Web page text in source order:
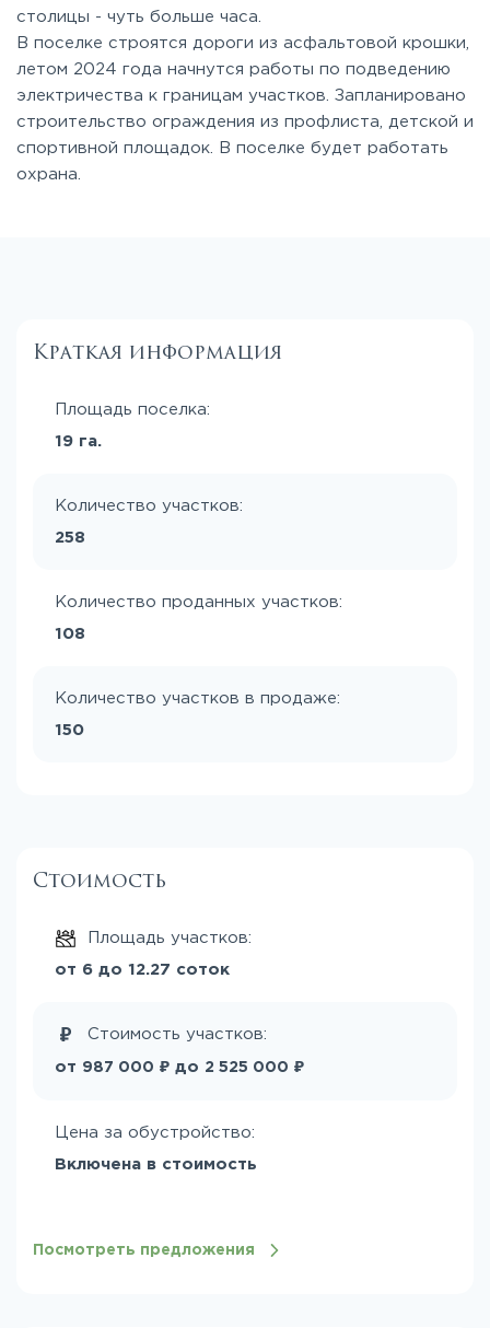
столицы - чуть больше часа.
В поселке строятся дороги из асфальтовой крошки,
летом 2024 года начнутся работы по подведению
электричества к границам участков. Запланировано
строительство ограждения из профлиста, детской и
спортивной площадок. В поселке будет работать
охрана.
Краткая информация
Площадь поселка:
19 га.
Количество участков:
258
Количество проданных участков:
108
Количество участков в продаже:
150
Стоимость
Площадь участков:
от 6 до 12.27 соток
Стоимость участков:
от 987 000 ₽ до 2 525 000 ₽
Цена за обустройство:
Включена в стоимость
Посмотреть предложения